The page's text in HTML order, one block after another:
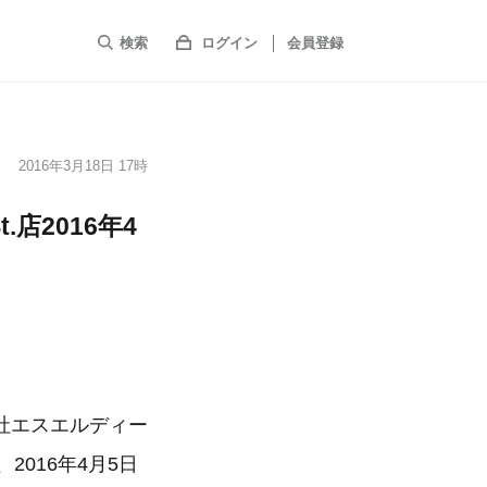
検索 ログイン 会員登録
2016年3月18日 17時
店2016年4
スエルディー
2016年4月5日